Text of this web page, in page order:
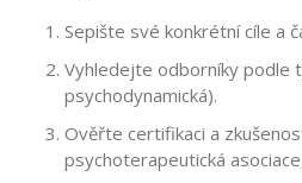
Sepište své konkrétní cíle a
Vyhledejte odborníky podle
psychodynamická).
Ověřte certifikaci a
psychoterapeutická